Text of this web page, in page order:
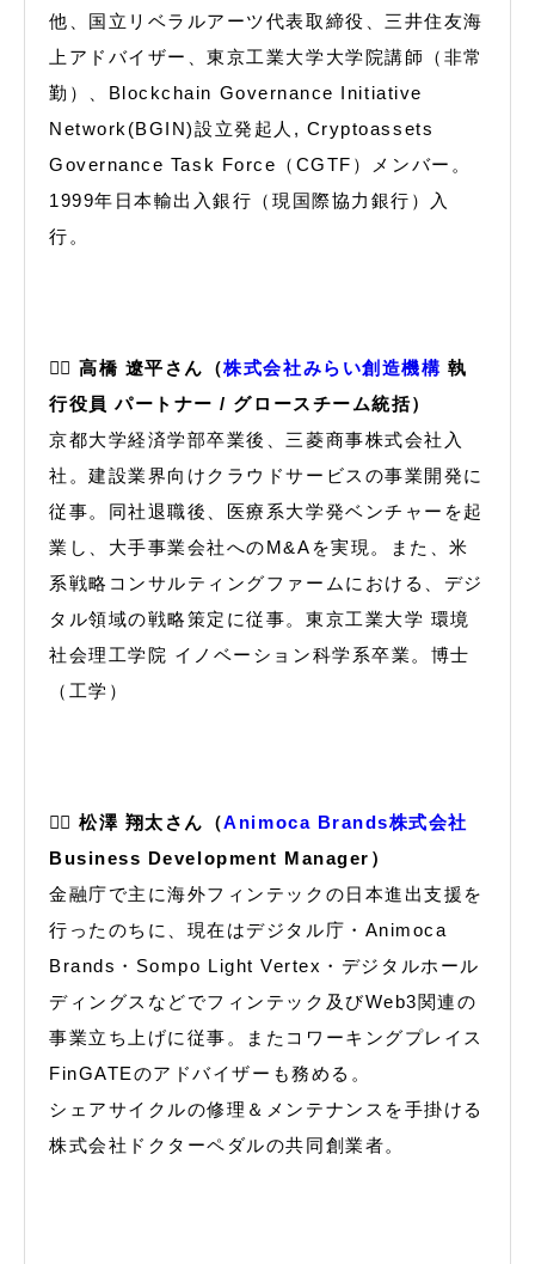
他、国立リベラルアーツ代表取締役、三井住友海
上アドバイザー、東京工業大学大学院講師（非常
勤）、Blockchain Governance Initiative
Network(BGIN)設立発起人, Cryptoassets
Governance Task Force（CGTF）メンバー。
1999年日本輸出入銀行（現国際協力銀行）入
行。
🙋‍♂️高橋 遼平さん（株式会社みらい創造機構 執
行役員 パートナー / グロースチーム統括）
京都大学経済学部卒業後、三菱商事株式会社入
社。建設業界向けクラウドサービスの事業開発に
従事。同社退職後、医療系大学発ベンチャーを起
業し、大手事業会社へのM&Aを実現。また、米
系戦略コンサルティングファームにおける、デジ
タル領域の戦略策定に従事。東京工業大学 環境
社会理工学院 イノベーション科学系卒業。博士
（工学）
🙋‍♂️松澤 翔太さん（Animoca Brands株式会社
Business Development Manager）
金融庁で主に海外フィンテックの日本進出支援を
行ったのちに、現在はデジタル庁・Animoca
Brands・Sompo Light Vertex・デジタルホール
ディングスなどでフィンテック及びWeb3関連の
事業立ち上げに従事。またコワーキングプレイス
FinGATEのアドバイザーも務める。
シェアサイクルの修理＆メンテナンスを手掛ける
株式会社ドクターペダルの共同創業者。